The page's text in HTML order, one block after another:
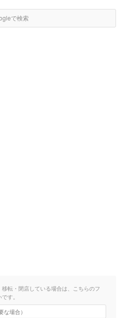
で検索
転・閉店している場合は、こちらのフ
す。